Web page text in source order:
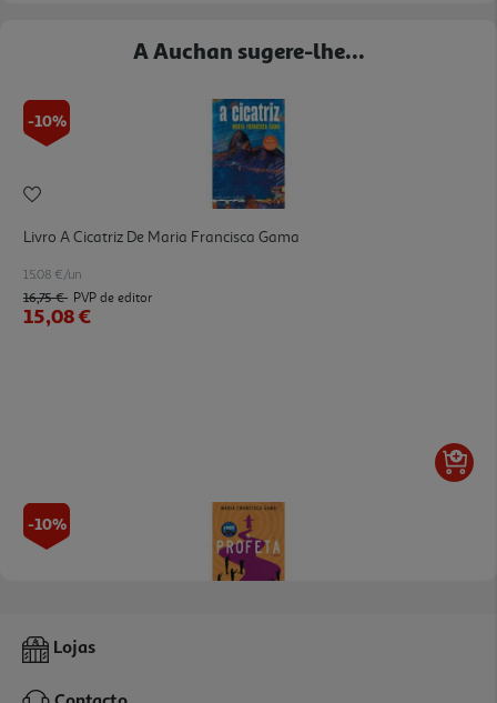
A Auchan sugere-lhe...
-10%
Livro A Cicatriz De Maria Francisca Gama
15.08 €/un
16,75 € PVP de editor
15,08 €
-10%
Livro A Profeta De Maria Francisca Gama
Lojas